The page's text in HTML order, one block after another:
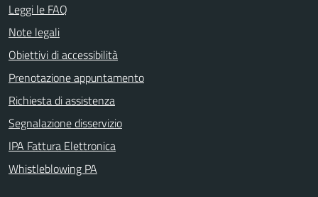
Leggi le FAQ
Note legali
Obiettivi di accessibilità
Prenotazione appuntamento
Richiesta di assistenza
Segnalazione disservizio
IPA Fattura Elettronica
Whistleblowing PA